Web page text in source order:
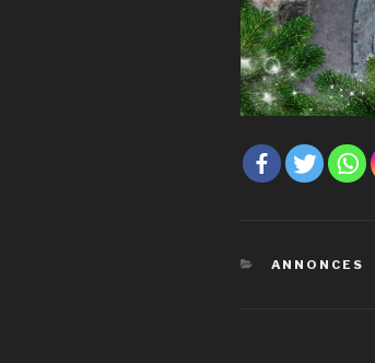
CATÉGORIES
ANNONCES